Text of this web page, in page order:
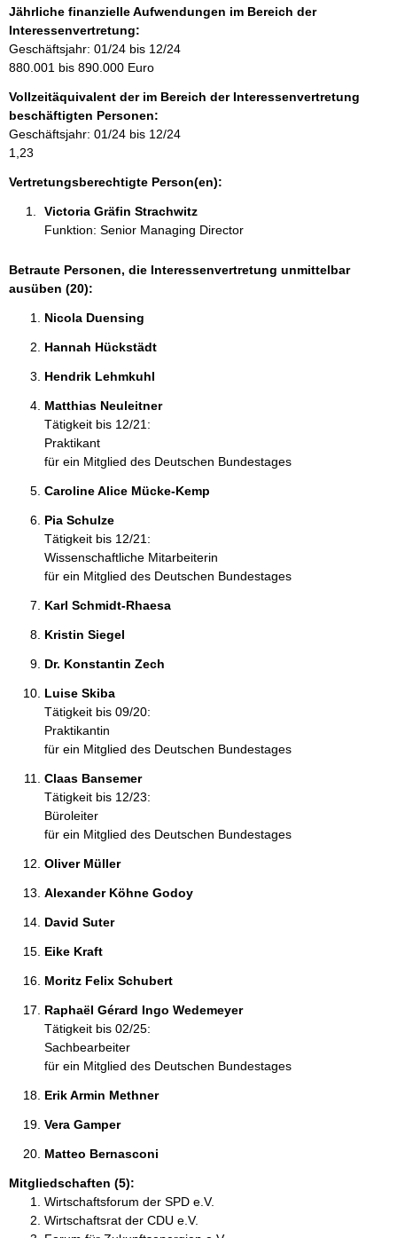
e
n
:
t
i
n
f
r
m
a
t
i
:
Jährliche finanzielle Aufwendungen im Bereich der
Interessenvertretung:
Geschäftsjahr: 01/24 bis 12/24
880.001 bis 890.000 Euro
Vollzeitäquivalent der im Bereich der Interessenvertretung
beschäftigten Personen:
Geschäftsjahr: 01/24 bis 12/24
1,23
Vertretungsberechtigte Person(en):
Victoria Gräfin Strachwitz
Funktion: Senior Managing Director
Betraute Personen, die Interessenvertretung unmittelbar
ausüben (20):
Nicola Duensing
Hannah Hückstädt
Hendrik Lehmkuhl
Matthias Neuleitner
Tätigkeit bis 12/21:
Praktikant
für ein Mitglied des Deutschen Bundestages
Caroline Alice Mücke-Kemp
Pia Schulze
Tätigkeit bis 12/21:
Wissenschaftliche Mitarbeiterin
für ein Mitglied des Deutschen Bundestages
Karl Schmidt-Rhaesa
Kristin Siegel
Dr. Konstantin Zech
Luise Skiba
Tätigkeit bis 09/20:
Praktikantin
für ein Mitglied des Deutschen Bundestages
Claas Bansemer
Tätigkeit bis 12/23:
Büroleiter
für ein Mitglied des Deutschen Bundestages
Oliver Müller
Alexander Köhne Godoy
David Suter
Eike Kraft
Moritz Felix Schubert
Raphaël Gérard Ingo Wedemeyer
Tätigkeit bis 02/25:
Sachbearbeiter
für ein Mitglied des Deutschen Bundestages
Erik Armin Methner
Vera Gamper
Matteo Bernasconi
Mitgliedschaften (5):
Wirtschaftsforum der SPD e.V.
Wirtschaftsrat der CDU e.V.